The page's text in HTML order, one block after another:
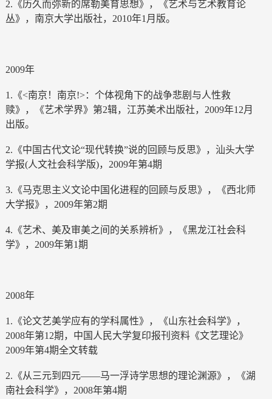
2.《历久而弥新的席勒美育思想》，《艺术与艺术教育论
丛》，南京大学出版社，2010年1月版。
2009年
1.《<南京！南京!>：个体视角下的战争悲剧与人性救
赎》，《艺术学界》第2辑，江苏美术出版社，2009年12月
出版。
2.《中国古代文论“现代转换”说的回顾与反思》，汕头大学
学报(人文社会科学版)，2009年第4期
3.《马克思主义文论中国化进程的回顾与反思》，《西北师
大学报》，2009年第2期
4.《艺术、美及审美之间的关系辨析》，《黑龙江社会科
学》，2009年第1期
2008年
1.《论文艺美学应有的学科属性》，《山东社会科学》，
2008年第12期，中国人民大学复印报刊资料《文艺理论》
2009年第4期全文转载
2.《从三元到四元——马一浮诗学思想的理论渊源》，《湖
南社会科学》，2008年第4期